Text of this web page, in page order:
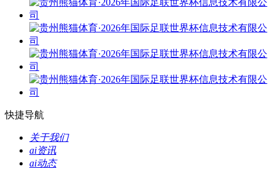
快捷导航
关于我们
ai资讯
ai动态